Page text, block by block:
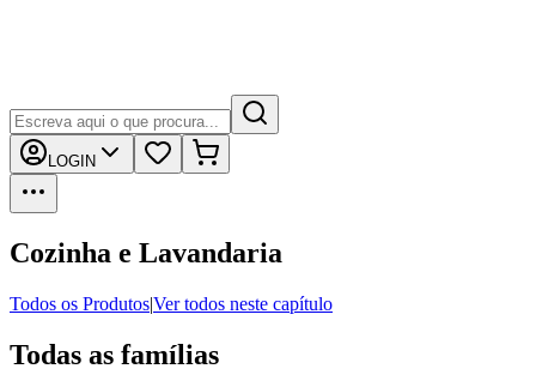
LOGIN
Cozinha e Lavandaria
Todos os Produtos|Ver todos neste capítulo
Todas as famílias